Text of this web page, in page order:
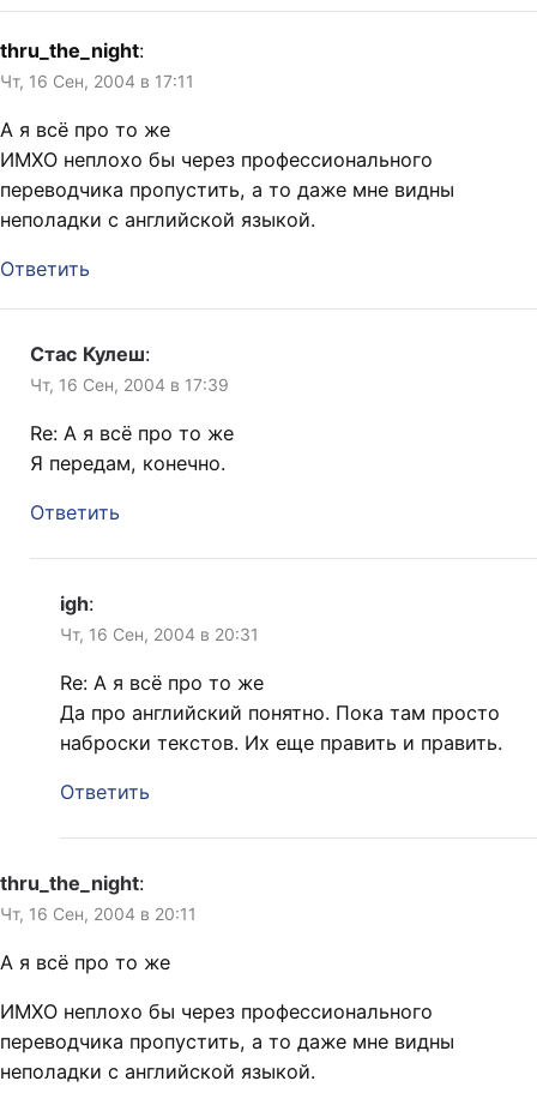
thru_the_night:
Чт, 16 Сен, 2004 в 17:11
А я всё про то же
ИМХО неплохо бы через профессионального
переводчика пропустить, а то даже мне видны
неполадки с английской языкой.
Ответить
Стас Кулеш:
Чт, 16 Сен, 2004 в 17:39
Re: А я всё про то же
Я передам, конечно.
Ответить
igh:
Чт, 16 Сен, 2004 в 20:31
Re: А я всё про то же
Да про английский понятно. Пока там просто
наброски текстов. Их еще править и править.
Ответить
thru_the_night:
Чт, 16 Сен, 2004 в 20:11
А я всё про то же
ИМХО неплохо бы через профессионального
переводчика пропустить, а то даже мне видны
неполадки с английской языкой.